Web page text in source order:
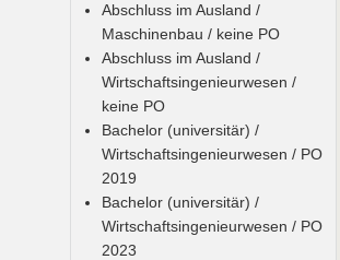
Abschluss im Ausland /
Maschinenbau / keine PO
Abschluss im Ausland /
Wirtschaftsingenieurwesen /
keine PO
Bachelor (universitär) /
Wirtschaftsingenieurwesen / PO
2019
Bachelor (universitär) /
Wirtschaftsingenieurwesen / PO
2023